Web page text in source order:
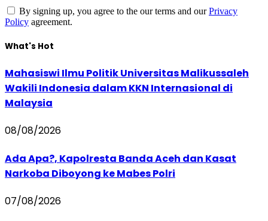
By signing up, you agree to the our terms and ourPrivacy
Policy agreement.
What's Hot
Mahasiswi Ilmu Politik Universitas Malikussaleh
Wakili Indonesia dalam KKN Internasional di
Malaysia
08/08/2026
Ada Apa?, Kapolresta Banda Aceh dan Kasat
Narkoba Diboyong ke Mabes Polri
07/08/2026